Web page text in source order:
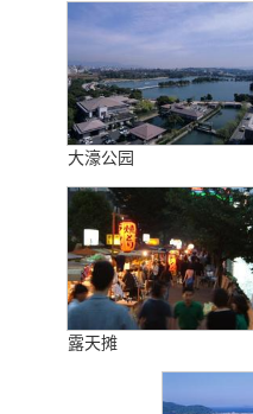
大濠公园
露天摊